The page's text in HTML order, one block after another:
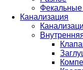
Канализация